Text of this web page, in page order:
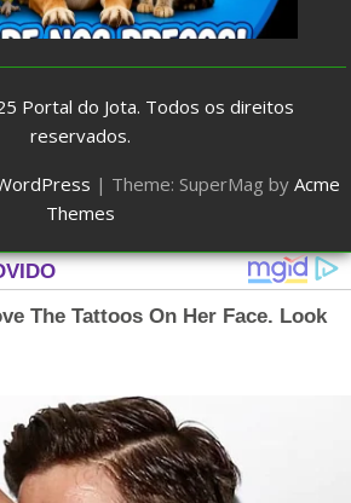
Portal do Jota. Todos os direitos
reservados.
| Theme: SuperMag by Acme
Themes